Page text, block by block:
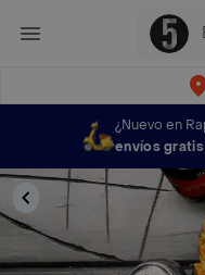
¿Nuevo en
envíos